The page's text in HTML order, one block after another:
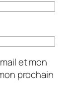
et mon
prochain